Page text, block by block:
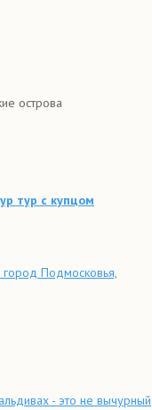
острова
тур с купцом
город Подмосковья,
- это не вычурный